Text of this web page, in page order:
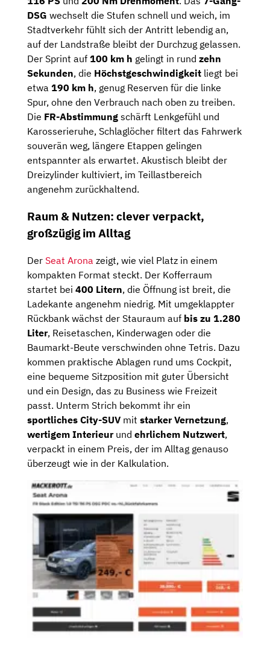
DSG wechselt die Stufen schnell und weich, im
Stadtverkehr fühlt sich der Antritt lebendig an,
auf der Landstraße bleibt der Durchzug gelassen.
Der Sprint auf 100 km h gelingt in rund zehn
Sekunden, die Höchstgeschwindigkeit liegt bei
etwa 190 km h, genug Reserven für die linke
Spur, ohne den Verbrauch nach oben zu treiben.
Die FR-Abstimmung schärft Lenkgefühl und
Karosserieruhe, Schlaglöcher filtert das Fahrwerk
souverän weg, längere Etappen gelingen
entspannter als erwartet. Akustisch bleibt der
Dreizylinder kultiviert, im Teillastbereich
angenehm zurückhaltend.
Raum & Nutzen: clever verpackt,
großzügig im Alltag
Der Seat Arona zeigt, wie viel Platz in einem
kompakten Format steckt. Der Kofferraum
startet bei 400 Litern, die Öffnung ist breit, die
Ladekante angenehm niedrig. Mit umgeklappter
Rückbank wächst der Stauraum auf bis zu 1.280
Liter, Reisetaschen, Kinderwagen oder die
Baumarkt-Beute verschwinden ohne Tetris. Dazu
kommen praktische Ablagen rund ums Cockpit,
eine bequeme Sitzposition mit guter Übersicht
und ein Design, das zu Business wie Freizeit
passt. Unterm Strich bekommt ihr ein
sportliches City-SUV mit starker Vernetzung,
wertigem Interieurund ehrlichem Nutzwert,
verpackt in einem Preis, der im Alltag genauso
überzeugt wie in der Kalkulation.